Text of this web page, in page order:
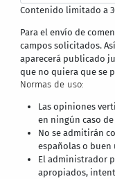
Contenido limitado a
Para el envío de
campos solicitados.
aparecerá publicado
que no quiera que se
Normas de uso:
Las opiniones
en ningún caso
No se admitirán
españolas o buen
El administrador
apropiados,